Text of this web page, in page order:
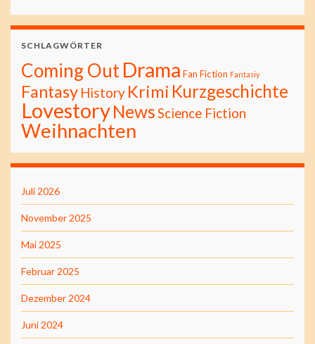
SCHLAGWÖRTER
Coming OutDrama Fan Fiction Fantasiy
Fantasy History Krimi Kurzgeschichte
LovestoryNewsScience Fiction
Weihnachten
Juli 2026
November 2025
Mai 2025
Februar 2025
Dezember 2024
Juni 2024